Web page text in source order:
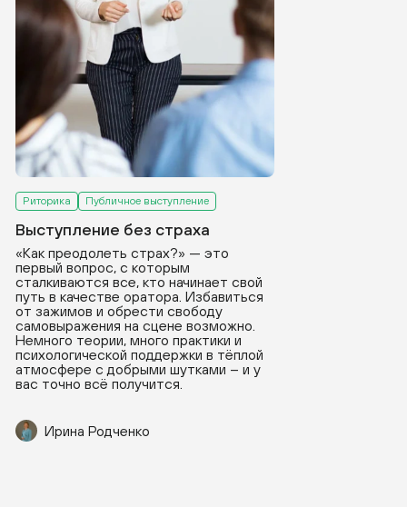
Риторика Публичное выступление
Выступление без страха
«Как преодолеть страх?» — это
первый вопрос, с которым
сталкиваются все, кто начинает свой
путь в качестве оратора. Избавиться
от зажимов и обрести свободу
самовыражения на сцене возможно.
Немного теории, много практики и
психологической поддержки в тёплой
атмосфере с добрыми шутками – и у
вас точно всё получится.
Ирина Родченко